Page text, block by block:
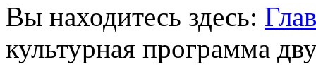
Вы находитесь здесь:
культурная программа